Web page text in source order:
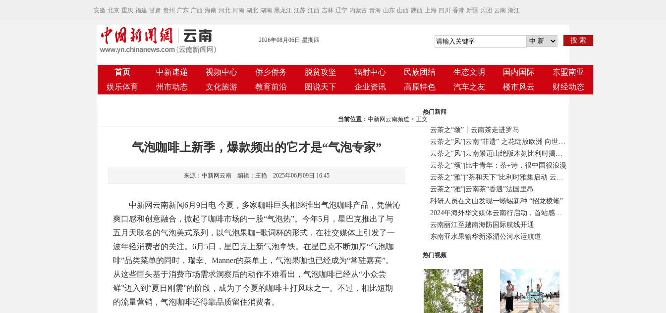
安徽 北京 重庆 福建 甘肃 贵州 广东 广西 海南 河北 河南 湖北 湖南 黑龙江 江苏 江西 吉林 辽宁 内蒙古 青海 山东 山西 陕西 上海 四川 香港 新疆 兵团 云南 浙江
2026年08月06日 星期四 搜 索
首页 中新速递 视频中心 侨乡侨务 脱贫攻坚 辐射中心 民族团结 生态文明 国内国际
东盟南亚
娱乐体育
州市动态 文化旅游 教育前沿 图说天下 企业资讯 高原特色 汽车之友 楼市风云 财经动态
当前位置： 中新网云南频道 > 正文
气泡咖啡上新季，爆款频出的它才是“气泡专家”
来源：中新网云南 编辑：王艳 2025年06月09日 16:45
中新网云南新闻6月9日电 今夏，多家咖啡巨头相继推出气泡咖啡产品，凭借沁
爽口感和创意融合，掀起了咖啡市场的一股“气泡热”。今年5月，星巴克推出了与
五月天联名的气泡美式系列，以气泡果咖+歌词杯的形式，在社交媒体上引发了一
波年轻消费者的关注。6月5日，星巴克上新气泡拿铁。在星巴克不断加厚“气泡咖
啡”品类菜单的同时，瑞幸、Manner的菜单上，气泡果咖也已经成为“常驻嘉宾”。
从这些巨头基于消费市场需求洞察后的动作不难看出，气泡咖啡已经从“小众尝
鲜”迈入到“夏日刚需”的阶段，成为了今夏的咖啡主打风味之一。不过，相比短期
的流量营销，气泡咖啡还得靠品质留住消费者。
热门新闻
云茶之“颂”丨云南茶走进罗马
云茶之“风”|云南“非遗” 之花绽放欧洲 向世界发出“景迈之约”
云茶之“风”|云南景迈山绝版木刻比利时揭幕 以“有形”版画绘“无象”茶意
云茶之“颂”|比中青年：茶+诗，很中国很浪漫
云茶之“雅”|“茶和天下”比利时雅集启动 云南茶在“欧洲心脏”演绎风雅颂
云茶之“雅”|云南茶“香遇”法国里昂
科研人员在文山发现一蜥蜴新种 “招龙棱蜥”
2024年海外华文媒体云南行启动，首站感受春城独特气质
云南丽江至越南海防国际航线开通
东南亚水果输华新添湄公河水运航道
热门视频